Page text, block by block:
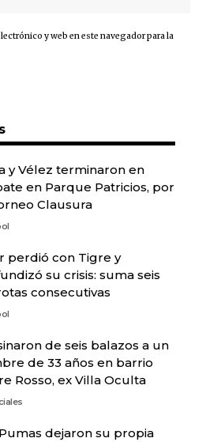
y web en este navegador para la
y Vélez terminaron en
en Parque Patricios, por
Clausura
perdió con Tigre y
su crisis: suma seis
consecutivas
de seis balazos a un
de 33 años en barrio
Rosso, ex Villa Oculta
dejaron su propia